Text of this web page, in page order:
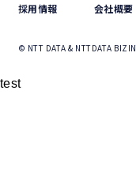
採用情報 会社概要
© NTT DATA & NTTDATA
test